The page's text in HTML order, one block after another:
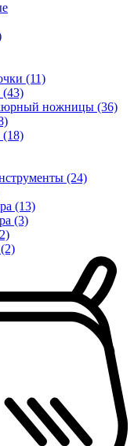
(11)
ножницы (36)
(24)
(13)
(3)